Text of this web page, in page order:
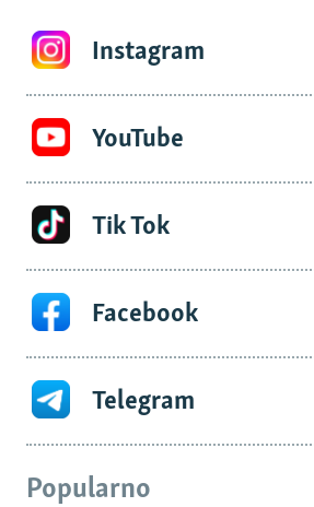
Instagram
YouTube
Tik Tok
Facebook
Telegram
Popularno